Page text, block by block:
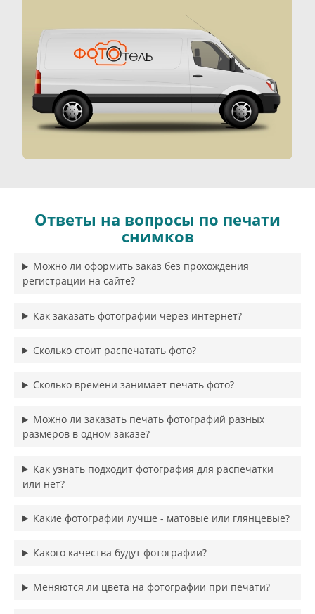
Ответы на вопросы по печати
снимков
Можно ли оформить заказ без прохождения
регистрации на сайте?
Как заказать фотографии через интернет?
Сколько стоит распечатать фото?
Сколько времени занимает печать фото?
Можно ли заказать печать фотографий разных
размеров в одном заказе?
Как узнать подходит фотография для распечатки
или нет?
Какие фотографии лучше - матовые или глянцевые?
Какого качества будут фотографии?
Меняются ли цвета на фотографии при печати?